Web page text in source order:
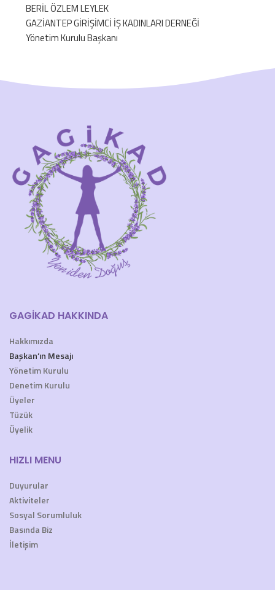
BERİL ÖZLEM LEYLEK
GAZİANTEP GİRİŞİMCİ İŞ KADINLARI DERNEĞİ
Yönetim Kurulu Başkanı
GAGİKAD HAKKINDA
Hakkımızda
Başkan’ın Mesajı
Yönetim Kurulu
Denetim Kurulu
Üyeler
Tüzük
Üyelik
HIZLI MENU
Duyurular
Aktiviteler
Sosyal Sorumluluk
Basında Biz
İletişim